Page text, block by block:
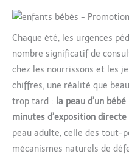
Chaque été, les urgences
nombre significatif de
chez les nourrissons et les
chiffres, une réalité que
trop tard : la peau d’un
minutes d’exposition directe
peau adulte, celle des tout-
mécanismes naturels de